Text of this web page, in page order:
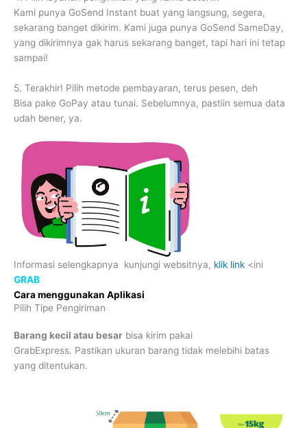
Kami punya GoSend Instant buat yang langsung, segera,
sekarang banget dikirim. Kami juga punya GoSend SameDay,
yang dikirimnya gak harus sekarang banget, tapi hari ini tetap
sampai!
5․ Terakhir! Pilih metode pembayaran, terus pesen, deh
Bisa pake GoPay atau tunai. Sebelumnya, pastiin semua data
udah bener, ya.
Informasi selengkapnya kunjungi websitnya, klik link <ini
GRAB
Cara menggunakan Aplikasi
Pilih Tipe Pengiriman
Barang kecil atau besar bisa kirim pakai
GrabExpress. Pastikan ukuran barang tidak melebihi batas
yang ditentukan.